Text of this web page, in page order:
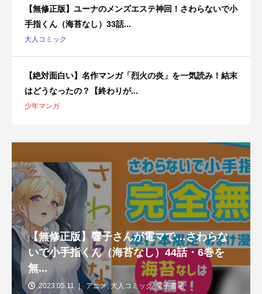
【無修正版】ユーナのメンズエステ神回！さわらないで小
手指くん（海苔なし）33話...
大人コミック
【絶対面白い】名作マンガ「烈火の炎」を一気読み！結末
はどうなったの？【終わりが...
少年マンガ
【無修正版】響子さんが電マで…さわらな
いで小手指くん（海苔なし）44話・6巻を
無...
2023.05.11 アニメ,大人コミック, 電子書籍